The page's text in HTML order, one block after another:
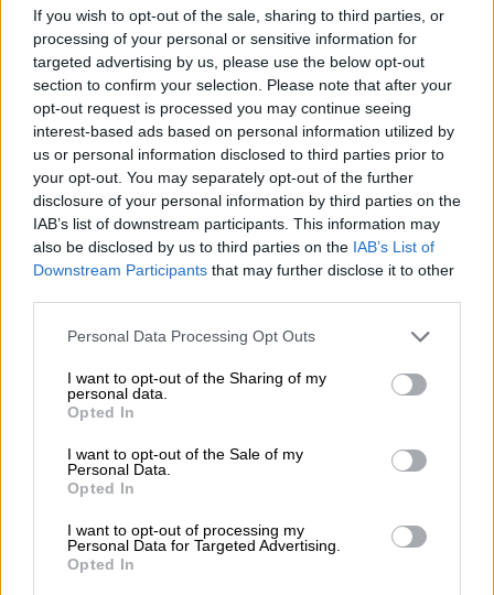
If you wish to opt-out of the sale, sharing to third parties, or
processing of your personal or sensitive information for
targeted advertising by us, please use the below opt-out
section to confirm your selection. Please note that after your
opt-out request is processed you may continue seeing
interest-based ads based on personal information utilized by
us or personal information disclosed to third parties prior to
your opt-out. You may separately opt-out of the further
disclosure of your personal information by third parties on the
IAB’s list of downstream participants. This information may
also be disclosed by us to third parties on the IAB’s List of
Downstream Participants that may further disclose it to other
Please note that this website/app uses one or more Google
not limited to your visit or usage behaviour. You may click to
grant or deny consent to Google and its third-party tags to
use your data for below specified purposes in below Google
consent section.
Personal Data Processing Opt Outs
I want to opt-out of the Sharing of my
personal data.
Opted In
I want to opt-out of the Sale of my
Personal Data.
Opted In
I want to opt-out of processing my
Personal Data for Targeted Advertising.
Opted In
Η Βαλερί Αγγέλου μιλά στο ethnos.gr με
αφορμή το νέο της μυθιστόρημα «Χάνεμ» και
μας ταξιδεύει στην Αλεξάνδρεια του 1882,
φωτίζοντας μια εποχή γεμάτη πάθη,
συγκρούσεις και μεγάλες ιστορικές
εξελίξεις
Πολιτισμός|07.05.2026 07:30